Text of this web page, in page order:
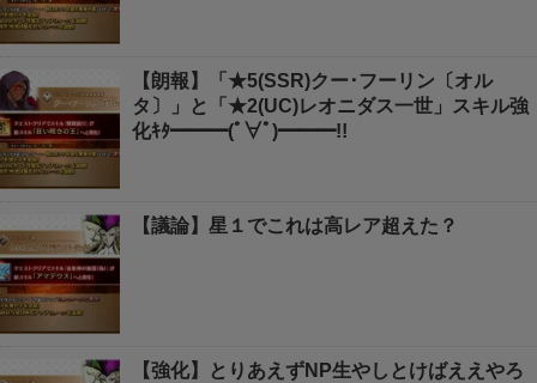
【朗報】「★5(SSR)クー･フーリン〔オル
タ〕」と「★2(UC)レオニダス一世」スキル強
化ｷﾀ━━━(ﾟ∀ﾟ)━━━!!
【議論】星１でこれは高レア超えた？
【強化】とりあえずNP生やしとけばええやろ